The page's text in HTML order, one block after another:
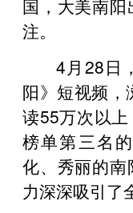
国，大美南
注。
4月28日
阳》短视频，
读55万次以
榜单第三名
化、秀丽的
力深深吸引了